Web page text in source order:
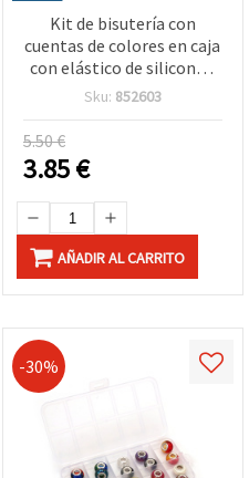
Kit de bisutería con
cuentas de colores en caja
con elástico de silicona y
tijeras – Colores surtidos
infantiles y DIY de joyería
Sku: 852603
5.50 €
3.85€
AÑADIR AL CARRITO
-30%